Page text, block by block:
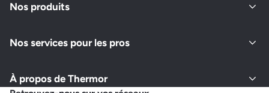
Nos produits
Nos services pour les pros
À propos de Thermor